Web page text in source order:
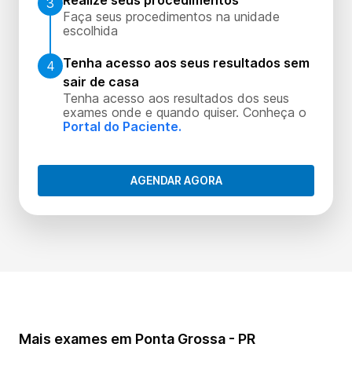
3
Faça seus procedimentos na unidade
escolhida
4 Tenha acesso aos seus resultados sem
sair de casa
Tenha acesso aos resultados dos seus
exames onde e quando quiser. Conheça o
Portal do Paciente.
AGENDAR AGORA
Mais exames em Ponta Grossa - PR